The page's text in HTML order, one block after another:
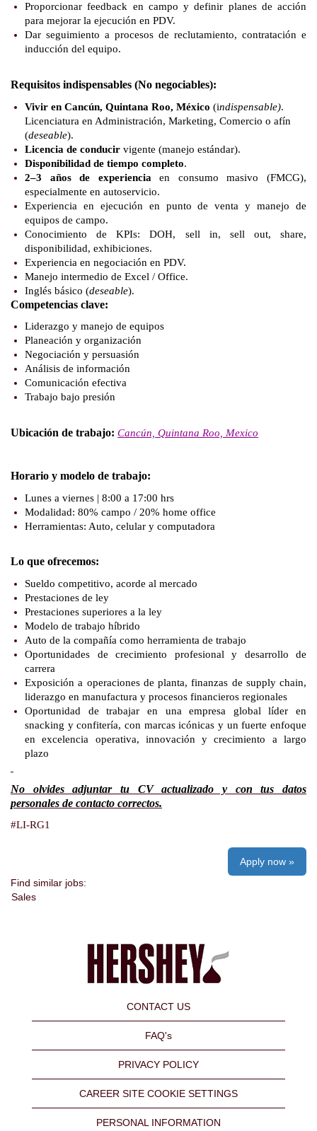
Proporcionar feedback en campo y definir planes de acción
para mejorar la ejecución en PDV.
Dar seguimiento a procesos de reclutamiento, contratación e
inducción del equipo.
Requisitos indispensables (No negociables):
Vivir en Cancún, Quintana Roo, México (indispensable).
Licenciatura en Administración, Marketing, Comercio o afín
(deseable).
Licencia de conducir vigente (manejo estándar).
Disponibilidad de tiempo completo.
2–3 años de experiencia en consumo masivo (FMCG),
especialmente en autoservicio.
Experiencia en ejecución en punto de venta y manejo de
equipos de campo.
Conocimiento de KPIs: DOH, sell in, sell out, share,
disponibilidad, exhibiciones.
Experiencia en negociación en PDV.
Manejo intermedio de Excel / Office.
Inglés básico (deseable).
Competencias clave:
Liderazgo y manejo de equipos
Planeación y organización
Negociación y persuasión
Análisis de información
Comunicación efectiva
Trabajo bajo presión
Ubicación de trabajo: Cancún, Quintana Roo, Mexico
Horario y modelo de trabajo:
Lunes a viernes | 8:00 a 17:00 hrs
Modalidad: 80% campo / 20% home office
Herramientas: Auto, celular y computadora
Lo que ofrecemos:
Sueldo competitivo, acorde al mercado
Prestaciones de ley
Prestaciones superiores a la ley
Modelo de trabajo híbrido
Auto de la compañía como herramienta de trabajo
Oportunidades de crecimiento profesional y desarrollo de
carrera
Exposición a operaciones de planta, finanzas de supply chain,
liderazgo en manufactura y procesos financieros regionales
Oportunidad de trabajar en una empresa global líder en
snacking y confitería, con marcas icónicas y un fuerte enfoque
en excelencia operativa, innovación y crecimiento a largo
plazo
No olvides adjuntar tu CV actualizado y con tus datos
personales de contacto correctos.
#LI-RG1
Apply now »
Find similar jobs:
Sales
CONTACT US
FAQ's
PRIVACY POLICY
CAREER SITE COOKIE SETTINGS
PERSONAL INFORMATION